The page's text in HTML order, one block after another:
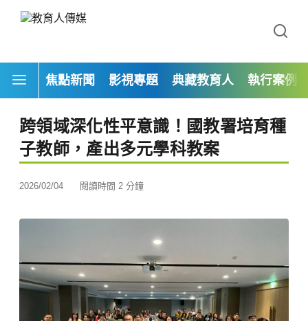
焦點新聞 影視專題 典藏教育人 執行案例
跨領域深化性平意識！國教署培育種
子教師，產出多元學科教案
2026/02/04 閱讀時間 2 分鐘